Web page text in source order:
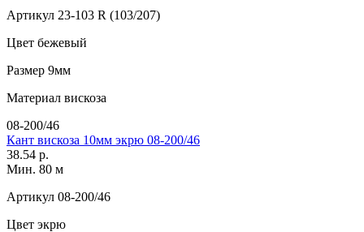
Артикул 23-103 R (103/207)
Цвет бежевый
Размер 9мм
Материал вискоза
08-200/46
Кант вискоза 10мм экрю 08-200/46
38.54 р.
Мин. 80 м
Артикул 08-200/46
Цвет экрю